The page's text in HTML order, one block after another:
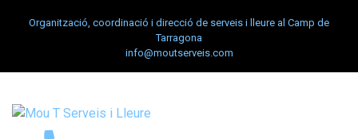
Organització, coordinació i direcció de serveis i lleure al Camp de
Tarragona
info@moutserveis.com